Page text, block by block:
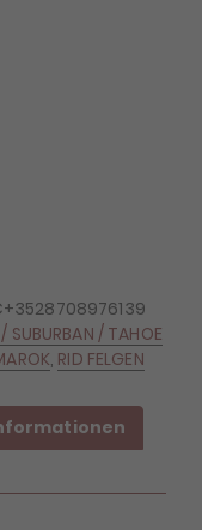
SUBURBAN / TAHOE
, RID FELGEN